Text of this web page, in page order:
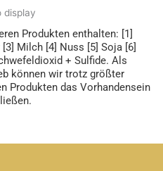
display
Produkten enthalten: [1]
Milch [4] Nuss [5] Soja [6]
+ Sulfide. Als
können wir trotz größter
Produkten das Vorhandensein